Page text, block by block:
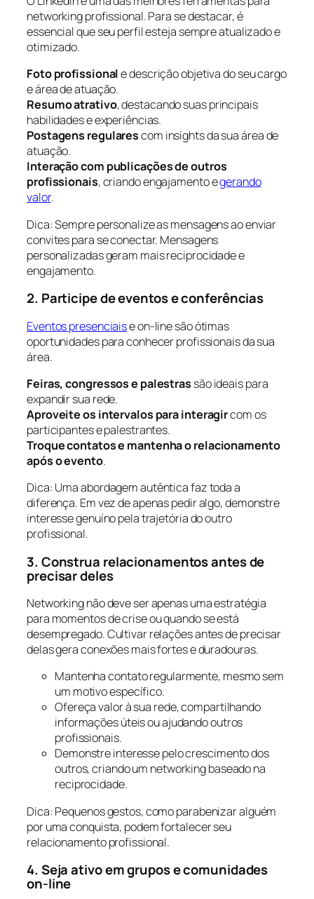
networking profissional. Para se destacar, é
essencial que seu perfil esteja sempre atualizado e
otimizado.
Foto profissionale descrição objetiva do seu cargo
e área de atuação.
Resumo atrativo, destacando suas principais
habilidades e experiências.
Postagens regularescom insights da sua área de
atuação.
Interação com publicações de outros
profissionais, criando engajamento egerando
valor.
Dica: Sempre personalize as mensagens ao enviar
convites para se conectar. Mensagens
personalizadas geram mais reciprocidade e
engajamento.
2. Participe de eventos e conferências
Eventos presenciaise on-line são ótimas
oportunidades para conhecer profissionais da sua
área.
Feiras, congressos e palestras são ideais para
expandir sua rede.
Aproveite os intervalos para interagircom os
participantes e palestrantes.
Troque contatos e mantenha o relacionamento
após o evento.
Dica: Uma abordagem autêntica faz toda a
diferença. Em vez de apenas pedir algo, demonstre
interesse genuíno pela trajetória do outro
profissional.
3. Construa relacionamentos antes de
precisar deles
Networking não deve ser apenas uma estratégia
para momentos de crise ou quando se está
desempregado. Cultivar relações antes de precisar
delas gera conexões mais fortes e duradouras.
Mantenha contato regularmente, mesmo sem
um motivo específico.
Ofereça valor à sua rede, compartilhando
informações úteis ou ajudando outros
profissionais.
Demonstre interesse pelo crescimento dos
outros, criando um networking baseado na
reciprocidade.
Dica: Pequenos gestos, como parabenizar alguém
por uma conquista, podem fortalecer seu
relacionamento profissional.
4. Seja ativo em grupos e comunidades
on-line